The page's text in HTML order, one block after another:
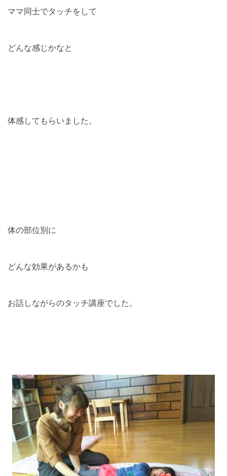
ママ同士でタッチをして
どんな感じかなと
体感してもらいました。
体の部位別に
どんな効果があるかも
お話しながらのタッチ講座でした。